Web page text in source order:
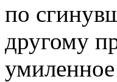
по
другому